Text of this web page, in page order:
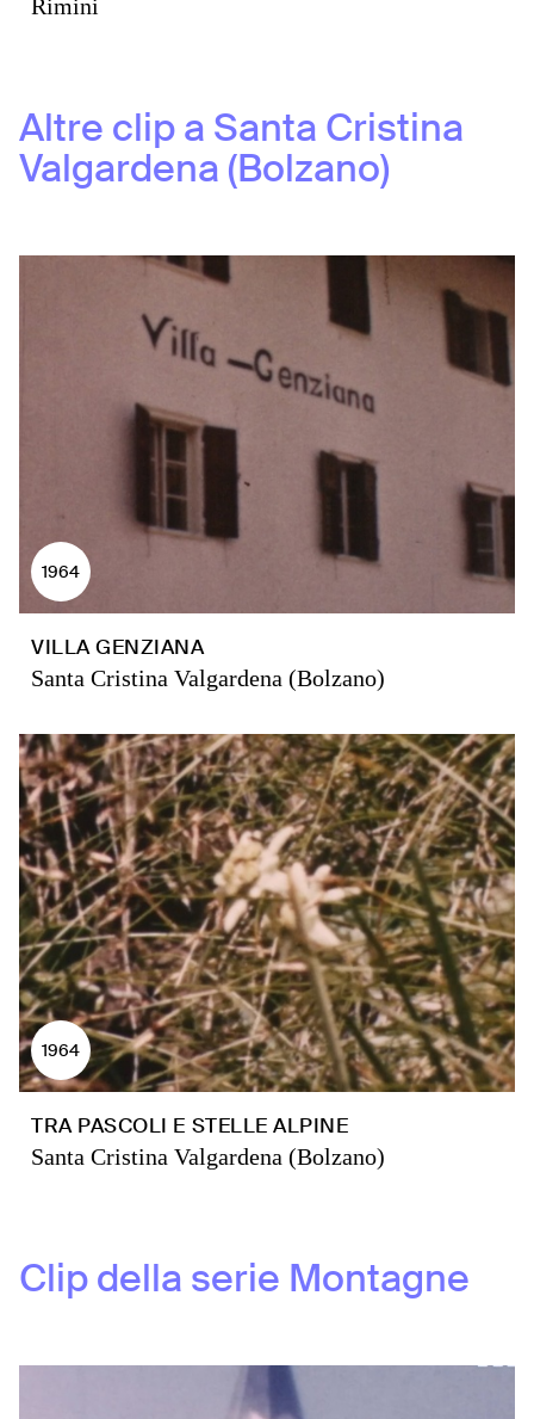
Rimini
Altre clip a Santa Cristina
Valgardena (Bolzano)
1964
VILLA GENZIANA
Santa Cristina Valgardena (Bolzano)
1964
TRA PASCOLI E STELLE ALPINE
Santa Cristina Valgardena (Bolzano)
Clip della serie Montagne